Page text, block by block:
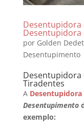
Desentupidora
Desentupidora
por Golden
Desentupimento
Desentupidora
Tiradentes
A Desentupidora
Desentupimento
exemplo: